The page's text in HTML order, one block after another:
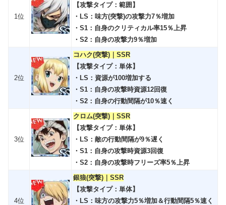
1位
【攻撃タイプ：範囲】
・LS：味方(突撃)の攻撃力7％増加
・S1：自身のクリティカル率15％上昇
・S2：自身の攻撃力9％増加
2位
コハク(突撃)｜SSR
【攻撃タイプ：単体】
・LS：資源が100増加する
・S1：自身の攻撃時資源12回復
・S2：自身の行動間隔が10％速く
3位
クロム(突撃)｜SSR
【攻撃タイプ：単体】
・LS：敵の行動間隔が9％遅く
・S1：自身の攻撃時資源3回復
・S2：自身の攻撃時フリーズ率5％上昇
4位
銀狼(突撃)｜SSR
【攻撃タイプ：単体】
・LS：味方の攻撃力5％増加＆行動間隔5％速く